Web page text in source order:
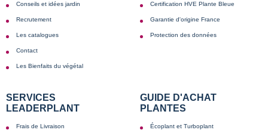
Conseils et idées jardin
Recrutement
Les catalogues
Contact
Les Bienfaits du végétal
Certification HVE Plante Bleue
Garantie d'origine France
Protection des données
SERVICES
LEADERPLANT
Frais de Livraison
GUIDE D'ACHAT
PLANTES
Écoplant et Turboplant